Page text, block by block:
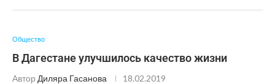
Общество
В Дагестане улучшилось качество жизни
Автор Диляра Гасанова 18.02.2019